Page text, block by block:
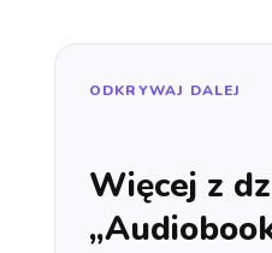
ODKRYWAJ DALEJ
Więcej z